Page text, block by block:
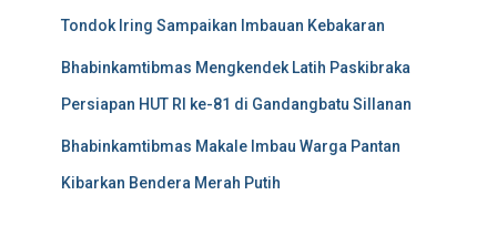
Tondok Iring Sampaikan Imbauan Kebakaran
Bhabinkamtibmas Mengkendek Latih Paskibraka
Persiapan HUT RI ke-81 di Gandangbatu Sillanan
Bhabinkamtibmas Makale Imbau Warga Pantan
Kibarkan Bendera Merah Putih